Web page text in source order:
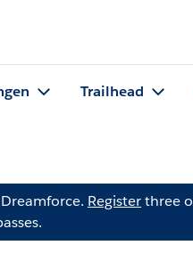
Trailhead
Registerthree